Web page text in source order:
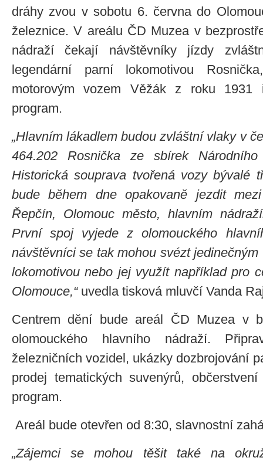
dráhy zvou v sobotu 6. června do
železnice. V areálu ČD Muzea v
nádraží čekají návštěvníky jízdy
legendární parní lokomotivou
motorovým vozem Věžák z roku 1931
program.
„Hlavním lákadlem budou zvláštní vlaky v
464.202 Rosnička ze sbírek Národního
Historická souprava tvořená vozy bývalé
bude během dne opakovaně jezdit
Řepčín, Olomouc město, hlavním
První spoj vyjede z olomouckého
návštěvníci se tak mohou svézt
lokomotivou nebo jej využít například pro
Olomouce,“uvedla tisková mluvčí Vanda
Centrem dění bude areál ČD Muzea v
olomouckého hlavního nádraží.
železničních vozidel, ukázky dozbrojování
prodej tematických suvenýrů,
program.
Areál bude otevřen od 8:30, slavnostní
„Zájemci se mohou těšit také na